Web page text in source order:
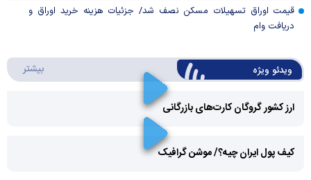
قیمت اوراق تسهیلات مسکن نصف شد/ جزئیات هزینه خرید اوراق و
دریافت وام
ویدئو ویژه بیشتر
ارز کشور گروگان کارت‌های بازرگانی
کیف پول ایران چیه؟/ موشن گرافیک